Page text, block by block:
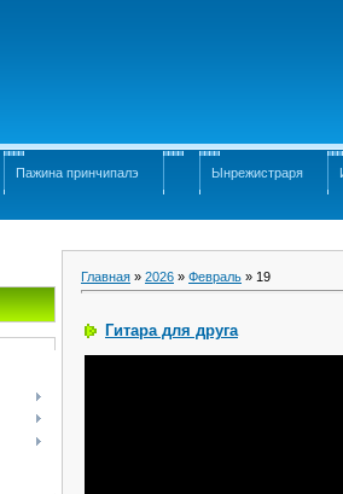
Пажина принчипалэ Ынрежистраря
Главная » 2026 » Февраль » 19
Гитара для друга